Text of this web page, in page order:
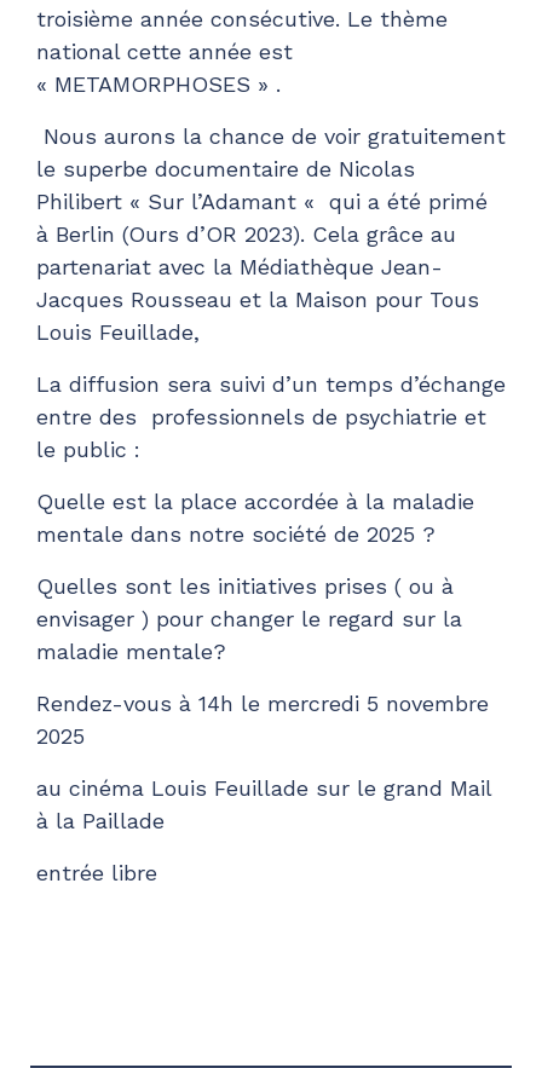
troisième année consécutive. Le thème
national cette année est
« METAMORPHOSES » .
Nous aurons la chance de voir gratuitement
le superbe documentaire de Nicolas
Philibert « Sur l’Adamant « qui a été primé
à Berlin (Ours d’OR 2023). Cela grâce au
partenariat avec la Médiathèque Jean-
Jacques Rousseau et la Maison pour Tous
Louis Feuillade,
La diffusion sera suivi d’un temps d’échange
entre des professionnels de psychiatrie et
le public :
Quelle est la place accordée à la maladie
mentale dans notre société de 2025 ?
Quelles sont les initiatives prises ( ou à
envisager ) pour changer le regard sur la
maladie mentale?
Rendez-vous à 14h le mercredi 5 novembre
2025
au cinéma Louis Feuillade sur le grand Mail
à la Paillade
entrée libre